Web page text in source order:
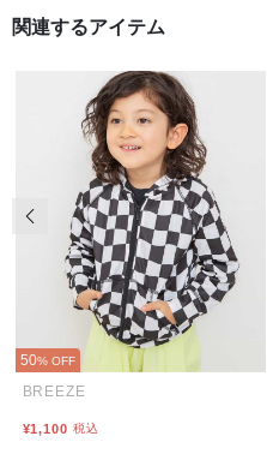
関連するアイテム
50% OFF
BREEZE
¥1,100 税込
前の画像